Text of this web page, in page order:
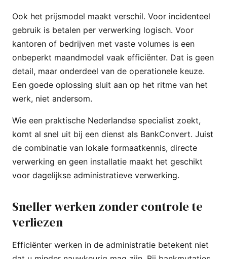
Ook het prijsmodel maakt verschil. Voor incidenteel
gebruik is betalen per verwerking logisch. Voor
kantoren of bedrijven met vaste volumes is een
onbeperkt maandmodel vaak efficiënter. Dat is geen
detail, maar onderdeel van de operationele keuze.
Een goede oplossing sluit aan op het ritme van het
werk, niet andersom.
Wie een praktische Nederlandse specialist zoekt,
komt al snel uit bij een dienst als BankConvert. Juist
de combinatie van lokale formaatkennis, directe
verwerking en geen installatie maakt het geschikt
voor dagelijkse administratieve verwerking.
Sneller werken zonder controle te
verliezen
Efficiënter werken in de administratie betekent niet